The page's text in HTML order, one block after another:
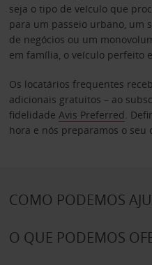
seja o tipo de veículo que
para um passeio urbano, um
de negócios ou um
em família, o veículo perfeito
Os locatários frequentes
adicionais gratuitos – ao
fidelidade Avis Preferred.
hora e nós preparamos o
COMO PODEMOS
O QUE PODEMOS